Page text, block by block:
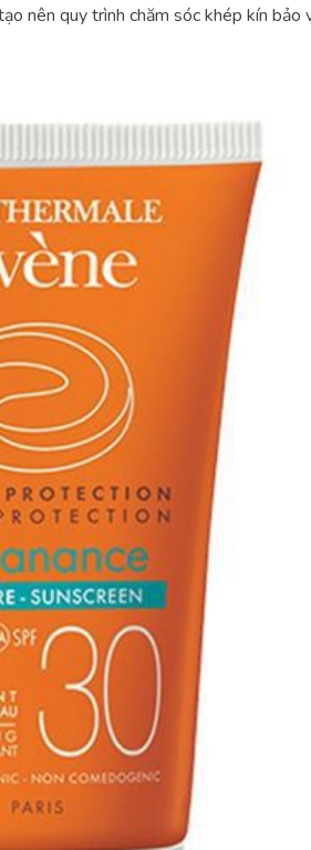
nên quy trình chăm sóc khép kín bảo